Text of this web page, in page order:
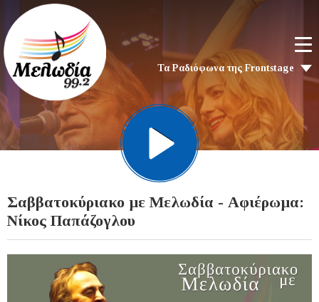
Τα Ραδιόφωνα της Frontstage
Σαββατοκύριακο με Μελωδία - Αφιέρωμα:
Νίκος Παπάζογλου